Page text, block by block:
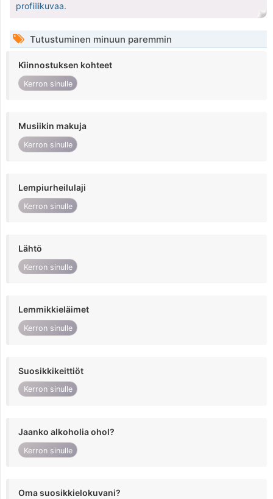
profiilikuvaa.
Tutustuminen minuun paremmin
Kiinnostuksen kohteet
Kerron sinulle
Musiikin makuja
Kerron sinulle
Lempiurheilulaji
Kerron sinulle
Lähtö
Kerron sinulle
Lemmikkieläimet
Kerron sinulle
Suosikkikeittiöt
Kerron sinulle
Jaanko alkoholia ohol?
Kerron sinulle
Oma suosikkielokuvani?